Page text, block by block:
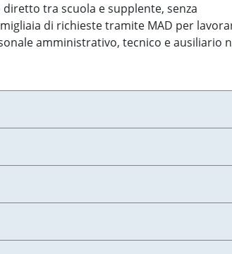
tra scuola e supplente, senza
di richieste tramite MAD per
amministrativo, tecnico e ausiliario